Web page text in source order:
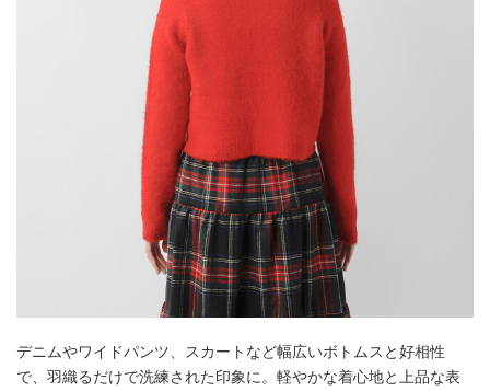
デニムやワイドパンツ、スカートなど幅広いボトムスと好相性
で、羽織るだけで洗練された印象に。軽やかな着心地と上品な表